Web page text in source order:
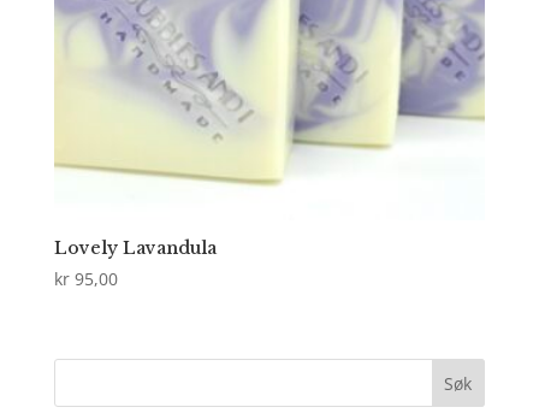
Lovely Lavandula
kr95,00
Søk